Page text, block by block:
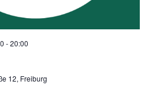
-20:00
12, Freiburg